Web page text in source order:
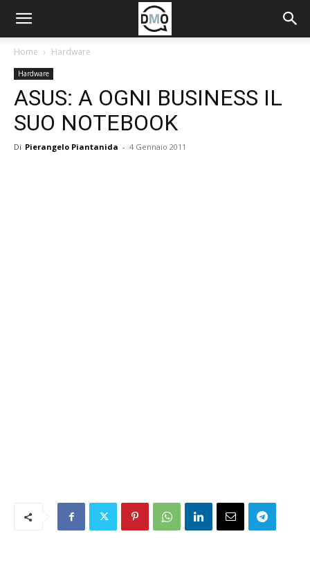
Home Hardware
Hardware
ASUS: A OGNI BUSINESS IL
SUO NOTEBOOK
Di Pierangelo Piantanida - 4 Gennaio 2011